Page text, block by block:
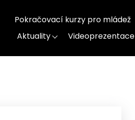
Pokračovací kurzy pro mládež
Aktuality Videoprezentace